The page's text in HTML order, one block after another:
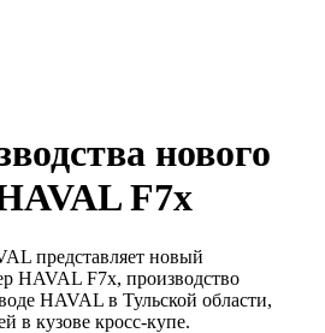
нового
F7x
представляет новый
HAVAL F7x, производство
HAVAL в Тульской области,
в кузове кросс-купе.